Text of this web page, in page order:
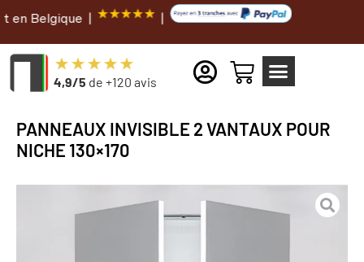
| |
4,9/5 de +120 avis
PANNEAUX INVISIBLE 2 VANTAUX POUR
NICHE 130×170